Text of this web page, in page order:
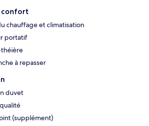
chauffage et climatisation
portatif
à repasser
duvet
(supplément)